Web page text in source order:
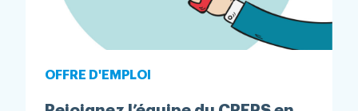
OFFRE D'EMPLOI